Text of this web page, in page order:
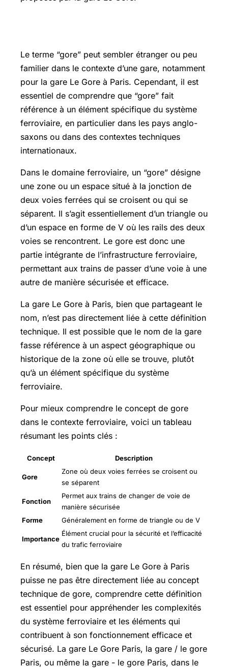
Le terme “gore” peut sembler étranger ou peu
familier dans le contexte d’une gare, notamment
pour la gare Le Gore à Paris. Cependant, il est
essentiel de comprendre que “gore” fait
référence à un élément spécifique du système
ferroviaire, en particulier dans les pays anglo-
saxons ou dans des contextes techniques
internationaux.
Dans le domaine ferroviaire, un “gore” désigne
une zone ou un espace situé à la jonction de
deux voies ferrées qui se croisent ou qui se
séparent. Il s’agit essentiellement d’un triangle ou
d’un espace en forme de V où les rails des deux
voies se rencontrent. Le gore est donc une
partie intégrante de l’infrastructure ferroviaire,
permettant aux trains de passer d’une voie à une
autre de manière sécurisée et efficace.
La gare Le Gore à Paris, bien que partageant le
nom, n’est pas directement liée à cette définition
technique. Il est possible que le nom de la gare
fasse référence à un aspect géographique ou
historique de la zone où elle se trouve, plutôt
qu’à un élément spécifique du système
ferroviaire.
Pour mieux comprendre le concept de gore
dans le contexte ferroviaire, voici un tableau
résumant les points clés :
Concept Description
Gore
Zone où deux voies ferrées se croisent ou
se séparent
Fonction
Permet aux trains de changer de voie de
manière sécurisée
Forme
Généralement en forme de triangle ou de V
Importance
Élément crucial pour la sécurité et l’efficacité
du trafic ferroviaire
En résumé, bien que la gare Le Gore à Paris
puisse ne pas être directement liée au concept
technique de gore, comprendre cette définition
est essentiel pour appréhender les complexités
du système ferroviaire et les éléments qui
contribuent à son fonctionnement efficace et
sécurisé. La gare Le Gore Paris, la gare / le gore
Paris, ou même la gare - le gore Paris, dans le